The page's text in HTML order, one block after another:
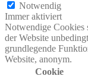
Notwendig
Immer aktiviert
Notwendige Cookies
der Website
grundlegende
Website, anonym.
Cookie